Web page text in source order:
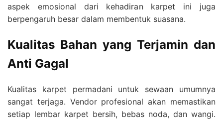
aspek emosional dari kehadiran karpet ini juga
berpengaruh besar dalam membentuk suasana.
Kualitas Bahan yang Terjamin dan
Anti Gagal
Kualitas karpet permadani untuk sewaan umumnya
sangat terjaga. Vendor profesional akan memastikan
setiap lembar karpet bersih, bebas noda, dan wangi.